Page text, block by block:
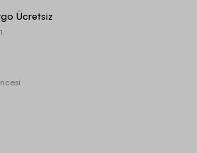
Ücretsiz